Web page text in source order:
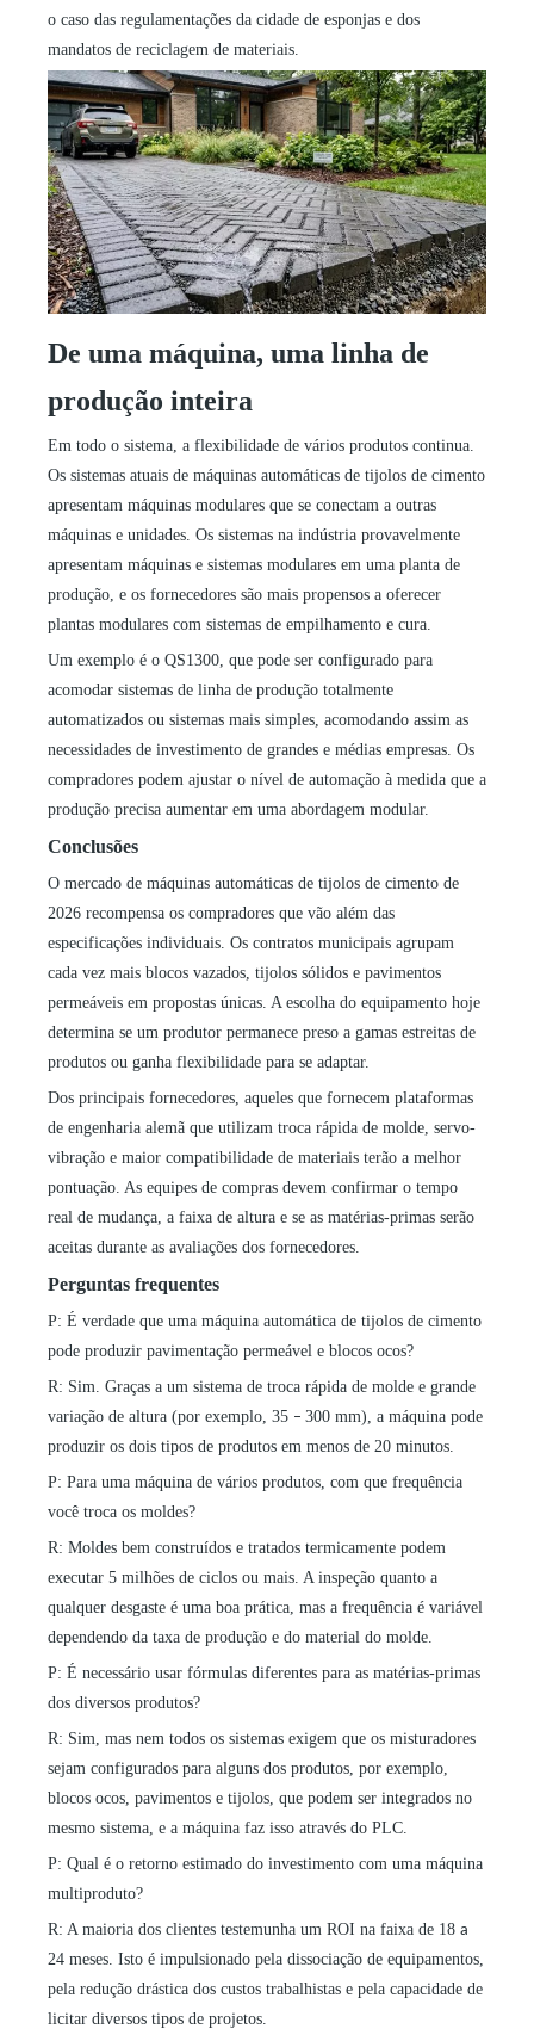
o caso das regulamentações da cidade de esponjas e dos
mandatos de reciclagem de materiais.
De uma máquina, uma linha de
produção inteira
Em todo o sistema, a flexibilidade de vários produtos continua.
Os sistemas atuais de máquinas automáticas de tijolos de cimento
apresentam máquinas modulares que se conectam a outras
máquinas e unidades. Os sistemas na indústria provavelmente
apresentam máquinas e sistemas modulares em uma planta de
produção, e os fornecedores são mais propensos a oferecer
plantas modulares com sistemas de empilhamento e cura.
Um exemplo é o QS1300, que pode ser configurado para
acomodar sistemas de linha de produção totalmente
automatizados ou sistemas mais simples, acomodando assim as
necessidades de investimento de grandes e médias empresas. Os
compradores podem ajustar o nível de automação à medida que a
produção precisa aumentar em uma abordagem modular.
Conclusões
O mercado de máquinas automáticas de tijolos de cimento de
2026 recompensa os compradores que vão além das
especificações individuais. Os contratos municipais agrupam
cada vez mais blocos vazados, tijolos sólidos e pavimentos
permeáveis ​​em propostas únicas. A escolha do equipamento hoje
determina se um produtor permanece preso a gamas estreitas de
produtos ou ganha flexibilidade para se adaptar.
Dos principais fornecedores, aqueles que fornecem plataformas
de engenharia alemã que utilizam troca rápida de molde, servo-
vibração e maior compatibilidade de materiais terão a melhor
pontuação. As equipes de compras devem confirmar o tempo
real de mudança, a faixa de altura e se as matérias-primas serão
aceitas durante as avaliações dos fornecedores.
Perguntas frequentes
P: É verdade que uma máquina automática de tijolos de cimento
pode produzir pavimentação permeável e blocos ocos?
R: Sim. Graças a um sistema de troca rápida de molde e grande
variação de altura (por exemplo, 35 – 300 mm), a máquina pode
produzir os dois tipos de produtos em menos de 20 minutos.
P: Para uma máquina de vários produtos, com que frequência
você troca os moldes?
R: Moldes bem construídos e tratados termicamente podem
executar 5 milhões de ciclos ou mais. A inspeção quanto a
qualquer desgaste é uma boa prática, mas a frequência é variável
dependendo da taxa de produção e do material do molde.
P: É necessário usar fórmulas diferentes para as matérias-primas
dos diversos produtos?
R: Sim, mas nem todos os sistemas exigem que os misturadores
sejam configurados para alguns dos produtos, por exemplo,
blocos ocos, pavimentos e tijolos, que podem ser integrados no
mesmo sistema, e a máquina faz isso através do PLC.
P: Qual é o retorno estimado do investimento com uma máquina
multiproduto?
R: A maioria dos clientes testemunha um ROI na faixa de 18 a
24 meses. Isto é impulsionado pela dissociação de equipamentos,
pela redução drástica dos custos trabalhistas e pela capacidade de
licitar diversos tipos de projetos.